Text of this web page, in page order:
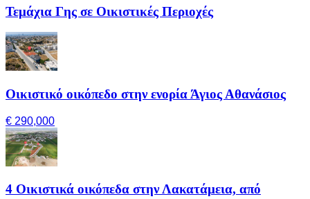
Τεμάχια Γης σε Οικιστικές Περιοχές
Οικιστικό οικόπεδο στην ενορία Άγιος Αθανάσιος
€ 290,000
4 Οικιστικά οικόπεδα στην Λακατάμεια, από